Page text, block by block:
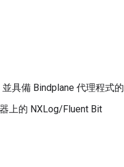
具備 Bindplane 代理程式的
上的 NXLog/Fluent Bit